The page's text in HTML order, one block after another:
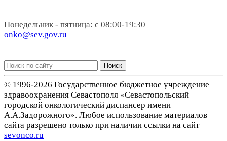
Понедельник - пятница: с 08:00-19:30
onko@sev.gov.ru
Поиск
© 1996-2026 Государственное бюджетное учреждение
здравоохранения Севастополя «Севастопольский
городской онкологический диспансер имени
А.А.Задорожного». Любое использование материалов
сайта разрешено только при наличии ссылки на сайт
sevonco.ru